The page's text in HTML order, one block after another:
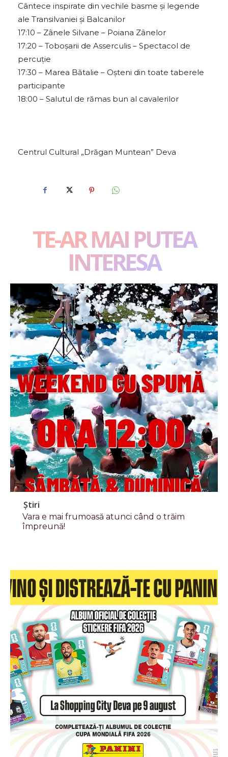
Cântece inspirate din vechile basme și legende
ale Transilvaniei și Balcanilor
17:10 – Zânele Silvane – Poiana Zânelor
17:20 – Toboșarii de Asserculis – Spectacol de
percuție
17:30 – Marea Bătalie – Oșteni din toate taberele
participante
18:00 – Salutul de rămas bun al cavalerilor
Centrul Cultural „Drăgan Muntean” Deva
TE-AR MAI PUTEA
INTERESA
Știri
Vara e mai frumoasă atunci când o trăim
împreună!